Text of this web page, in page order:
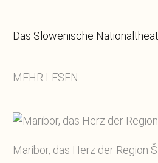
Das Slowenische
MEHR LESEN
Maribor, das Herz der Region